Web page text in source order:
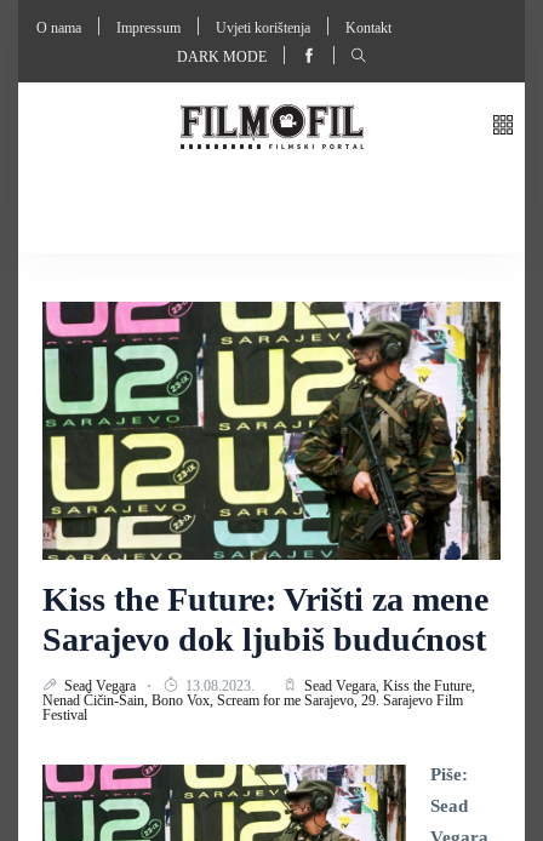
O nama Impressum Uvjeti korištenja
Kontakt
DARK MODE
Kiss the Future: Vrišti za mene
Sarajevo dok ljubiš budućnost
Sead Vegara 13.08.2023. Sead Vegara, Kiss the Future,
Nenad Čičin-Šain, Bono Vox, Scream for me Sarajevo, 29. Sarajevo Film
Festival
Piše:
Sead
Vegara